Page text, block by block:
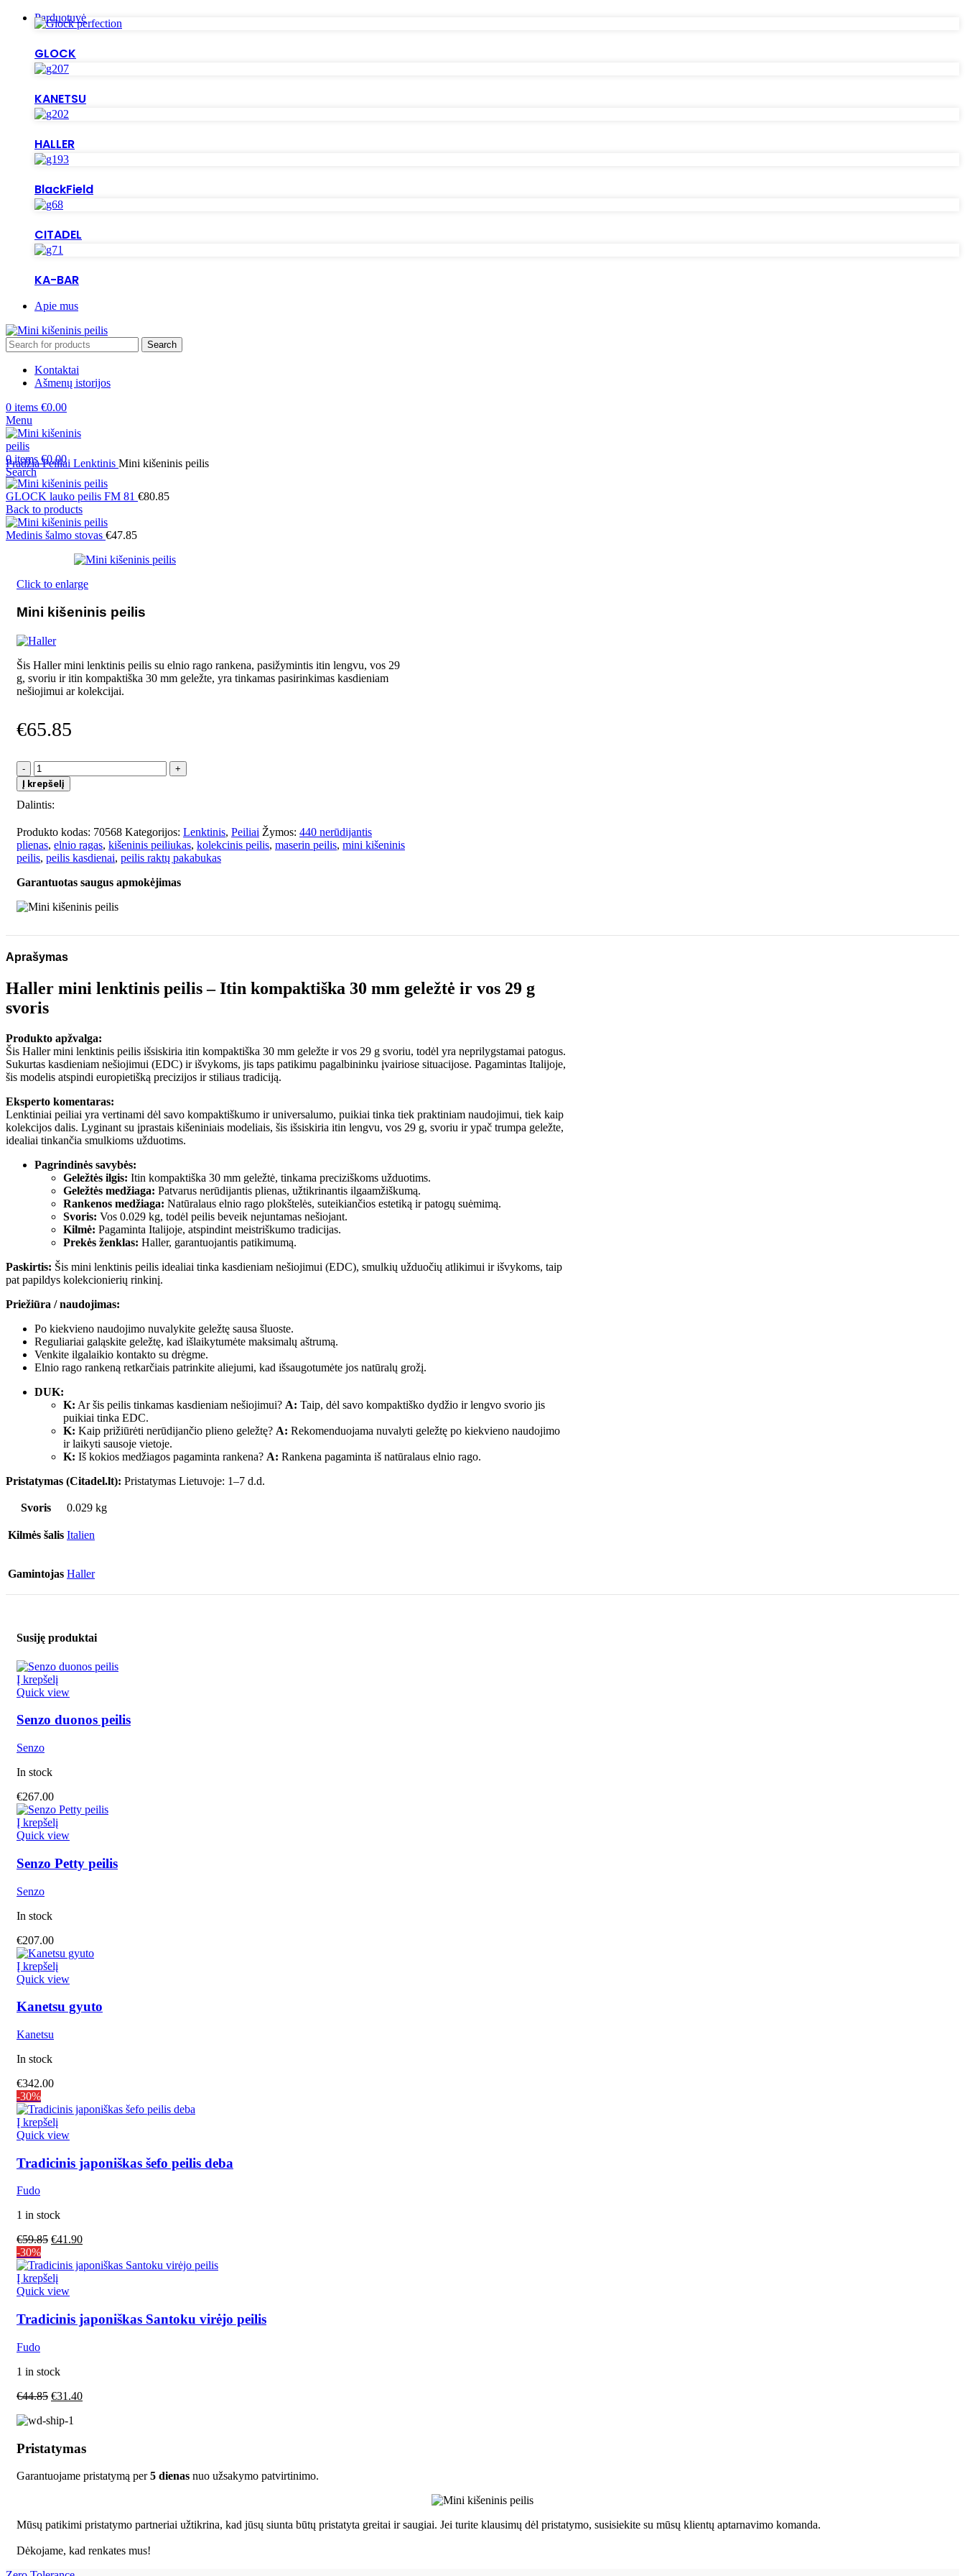
Parduotuvė
GLOCK
KANETSU
HALLER
BlackField
CITADEL
KA-BAR
Apie mus
Search
Kontaktai
Ašmenų istorijos
0 items €0.00
Menu
0items €0.00
Search
PradžiaPeiliai Lenktinis Mini kišeninis peilis
GLOCK lauko peilis FM 81 €80.85
Back to products
Medinis šalmo stovas €47.85
Click to enlarge
Mini kišeninis peilis
Šis Haller mini lenktinis peilis su elnio rago rankena, pasižymintis itin lengvu, vos 29
g, svoriu ir itin kompaktiška 30 mm geležte, yra tinkamas pasirinkimas kasdieniam
nešiojimui ar kolekcijai.
€65.85
produkto
kiekis:
Mini
kišeninis
Į krepšelį
Dalintis:
Produkto kodas: 70568 Kategorijos: Lenktinis, Peiliai Žymos: 440 nerūdijantis
plienas, elnio ragas, kišeninis peiliukas, kolekcinis peilis, maserin peilis, mini kišeninis
peilis, peilis kasdienai, peilis raktų pakabukas
Garantuotas saugus apmokėjimas
Aprašymas
Haller mini lenktinis peilis – Itin kompaktiška 30 mm geležtė ir vos 29 g
svoris
Produkto apžvalga:
Šis Haller mini lenktinis peilis išsiskiria itin kompaktiška 30 mm geležte ir vos 29 g svoriu, todėl yra neprilygstamai patogus.
Sukurtas kasdieniam nešiojimui (EDC) ir išvykoms, jis taps patikimu pagalbininku įvairiose situacijose. Pagamintas Italijoje,
šis modelis atspindi europietišką precizijos ir stiliaus tradiciją.
Eksperto komentaras:
Lenktiniai peiliai yra vertinami dėl savo kompaktiškumo ir universalumo, puikiai tinka tiek praktiniam naudojimui, tiek kaip
kolekcijos dalis. Lyginant su įprastais kišeniniais modeliais, šis išsiskiria itin lengvu, vos 29 g, svoriu ir ypač trumpa geležte,
idealiai tinkančia smulkioms užduotims.
Pagrindinės savybės:
Geležtės ilgis: Itin kompaktiška 30 mm geležtė, tinkama preciziškoms užduotims.
Geležtės medžiaga: Patvarus nerūdijantis plienas, užtikrinantis ilgaamžiškumą.
Rankenos medžiaga: Natūralaus elnio rago plokštelės, suteikiančios estetiką ir patogų suėmimą.
Svoris: Vos 0.029 kg, todėl peilis beveik nejuntamas nešiojant.
Kilmė: Pagaminta Italijoje, atspindint meistriškumo tradicijas.
Prekės ženklas: Haller, garantuojantis patikimumą.
Paskirtis: Šis mini lenktinis peilis idealiai tinka kasdieniam nešiojimui (EDC), smulkių užduočių atlikimui ir išvykoms, taip
pat papildys kolekcionierių rinkinį.
Priežiūra / naudojimas:
Po kiekvieno naudojimo nuvalykite geležtę sausa šluoste.
Reguliariai galąskite geležtę, kad išlaikytumėte maksimalų aštrumą.
Venkite ilgalaikio kontakto su drėgme.
Elnio rago rankeną retkarčiais patrinkite aliejumi, kad išsaugotumėte jos natūralų grožį.
DUK:
K: Ar šis peilis tinkamas kasdieniam nešiojimui? A: Taip, dėl savo kompaktiško dydžio ir lengvo svorio jis
puikiai tinka EDC.
K: Kaip prižiūrėti nerūdijančio plieno geležtę? A: Rekomenduojama nuvalyti geležtę po kiekvieno naudojimo
ir laikyti sausoje vietoje.
K: Iš kokios medžiagos pagaminta rankena? A: Rankena pagaminta iš natūralaus elnio rago.
Pristatymas (Citadel.lt): Pristatymas Lietuvoje: 1–7 d.d.
Svoris 0.029 kg
Kilmės šalis Italien
Gamintojas Haller
Susiję produktai
Į krepšelį
Quick view
Senzo duonos peilis
Senzo
In stock
€267.00
Į krepšelį
Quick view
Senzo Petty peilis
Senzo
In stock
€207.00
Į krepšelį
Quick view
Kanetsu gyuto
Kanetsu
In stock
€342.00
-30%
Į krepšelį
Quick view
Tradicinis japoniškas šefo peilis deba
Fudo
1 in stock
€59.85 €41.90
-30%
Į krepšelį
Quick view
Tradicinis japoniškas Santoku virėjo peilis
Fudo
1 in stock
€44.85 €31.40
Pristatymas
Garantuojame pristatymą per5 dienas nuo užsakymo patvirtinimo.
Mūsų patikimi pristatymo partneriai užtikrina, kad jūsų siunta būtų pristatyta greitai ir saugiai. Jei turite klausimų dėl pristatymo, susisiekite su mūsų klientų aptarnavimo komanda.
Dėkojame, kad renkates mus!